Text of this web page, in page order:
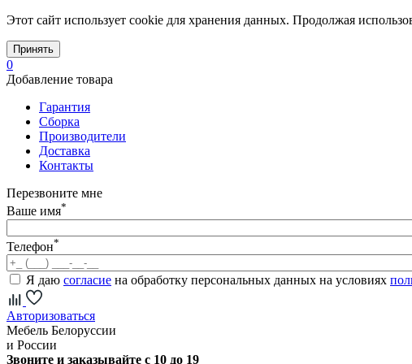
Этот сайт использует cookie для хранения данных. Продолжая
Принять
0
Добавление товара
Гарантия
Сборка
Производители
Доставка
Контакты
Перезвоните мне
Ваше имя*
Телефон*
Я даю согласие на обработку персональных данных на условиях
Авторизоваться
Мебель Белоруссии
и России
Звоните и заказывайте с 10 до 19